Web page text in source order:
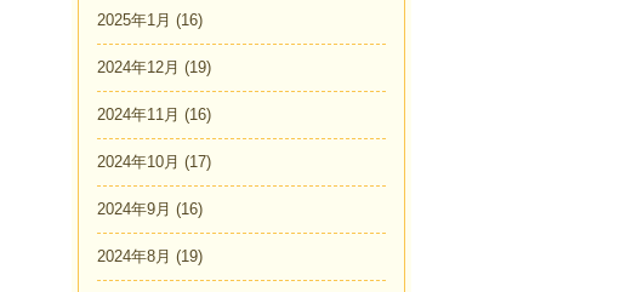
2025年1月 (16)
2024年12月 (19)
2024年11月 (16)
2024年10月 (17)
2024年9月 (16)
2024年8月 (19)